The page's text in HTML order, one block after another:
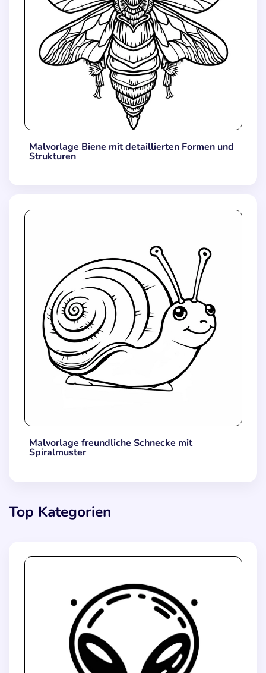
Malvorlage Biene mit detaillierten Formen und
Strukturen
Malvorlage freundliche Schnecke mit
Spiralmuster
Top Kategorien